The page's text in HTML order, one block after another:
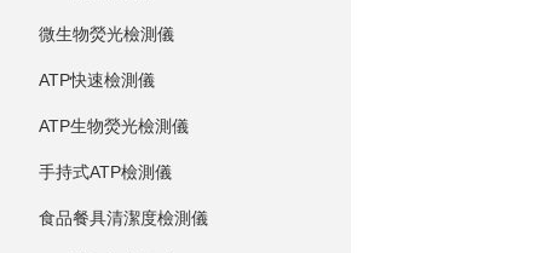
微生物熒光檢測儀
ATP快速檢測儀
ATP生物熒光檢測儀
手持式ATP檢測儀
食品餐具清潔度檢測儀